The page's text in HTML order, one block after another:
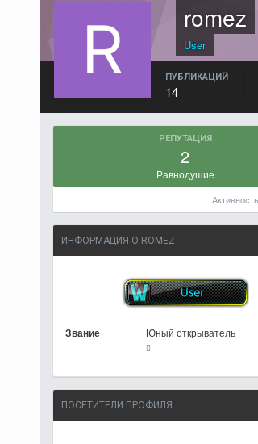
romez
User
ПУБЛИКАЦИЙ
14
РЕПУТАЦИЯ
2
Равнодушие
ИНФОРМАЦИЯ О ROMEZ
Звание Юный открыватель
ПОСЕТИТЕЛИ ПРОФИЛЯ